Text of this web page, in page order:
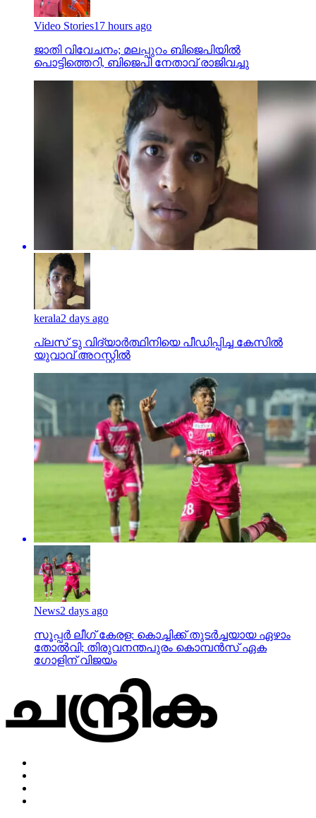
Video Stories17 hours ago
ജാതി വിവേചനം; മലപ്പുറം ബിജെപിയില്‍
പൊട്ടിത്തെറി, ബിജെപി നേതാവ് രാജിവച്ചു
kerala2 days ago
പ്ലസ് ടു വിദ്യാര്‍ത്ഥിനിയെ പീഡിപ്പിച്ച കേസില്‍
യുവാവ് അറസ്റ്റില്‍
News2 days ago
സൂപ്പര്‍ ലീഗ് കേരള: കൊച്ചിക്ക് തുടര്‍ച്ചയായ ഏഴാം
തോല്‍വി; തിരുവനന്തപുരം കൊമ്പന്‍സ് ഏക
ഗോളിന് വിജയം